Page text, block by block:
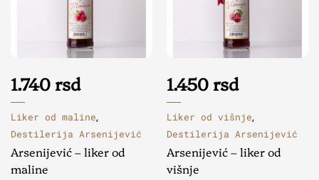
1.740rsd
Liker od maline,
Destilerija Arsenijević
Arsenijević – liker od
maline
1.450rsd
Liker od višnje,
Destilerija Arsenijević
Arsenijević – liker od
višnje